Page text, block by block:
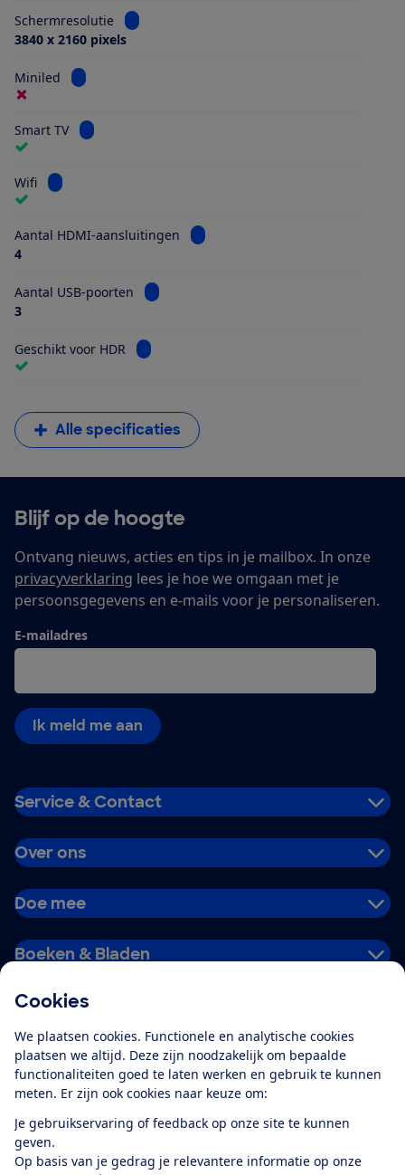
Cookies
We plaatsen cookies. Functionele en analytische cookies
plaatsen we altijd. Deze zijn noodzakelijk om bepaalde
functionaliteiten goed te laten werken en gebruik te kunnen
meten. Er zijn ook cookies naar keuze om:
Je gebruikservaring of feedback op onze site te kunnen
geven.
Op basis van je gedrag je relevantere informatie op onze
Schermresolutie
Bekijk informatie voor Schermresolutie
3840 x 2160 pixels
Miniled Bekijk informatie voor Miniled
Smart TV Bekijk informatie voor Smart TV
Wifi Bekijk informatie voor Wifi
Aantal HDMI-aansluitingen
Bekijk informatie voor Aantal
4
Aantal USB-poorten
Bekijk informatie voor Aantal USB-poorten
3
Geschikt voor HDR Bekijk informatie voor Geschikt voor HDR
Alle specificaties
Blijf op de hoogte
Ontvang nieuws, acties en tips in je mailbox. In onze
privacyverklaring lees je hoe we omgaan met je
persoonsgegevens en e-mails voor je personaliseren.
E-mailadres
Ik meld me aan
Service & Contact
Over ons
Doe mee
Boeken & Bladen
Alles over de
app